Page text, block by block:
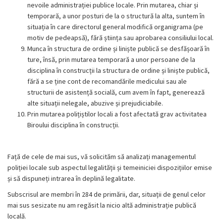
nevoile administrației publice locale. Prin mutarea, chiar și
temporară, a unor posturi de la o structură la alta, suntem în
situația în care directorul general modifică organigrama (pe
motiv de pedeapsă), fără știința sau aprobarea consiliului local.
Munca în structura de ordine și liniște publică se desfășoară în
ture, însă, prin mutarea temporară a unor persoane de la
disciplina în construcții la structura de ordine și liniște publică,
fără a se ține cont de recomandările medicului sau ale
structurii de asistență socială, cum avem în fapt, generează
alte situații nelegale, abuzive și prejudiciabile.
Prin mutarea polițiștilor locali a fost afectată grav activitatea
Biroului disciplina în construcții.
Față de cele de mai sus, vă solicităm să analizați managementul
poliției locale sub aspectul legalității și temeiniciei dispozițiilor emise
și să dispuneți intrarea în deplină legalitate.
Subscrisul are membri în 284 de primării, dar, situații de genul celor
mai sus sesizate nu am regăsit la nicio altă administrație publică
locală.